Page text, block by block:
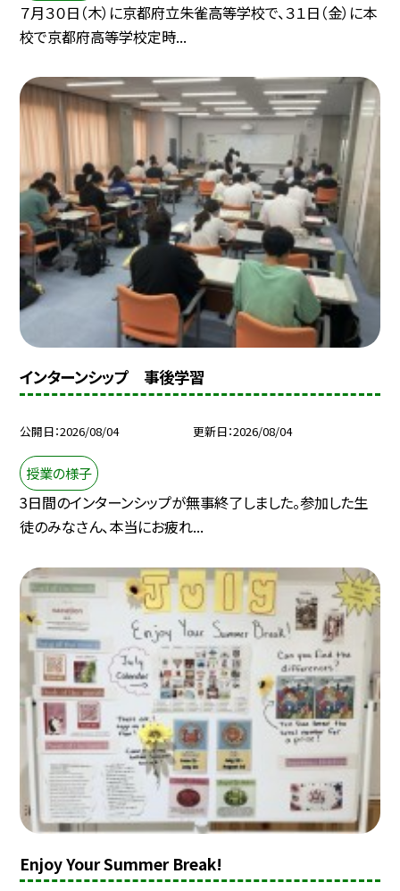
７月３０日（木）に京都府立朱雀高等学校で、３１日（金）に本
校で京都府高等学校定時...
インターンシップ 事後学習
公開日 2026/08/04 更新日 2026/08/04
授業の様子
3日間のインターンシップが無事終了しました。参加した生
徒のみなさん、本当にお疲れ...
Enjoy Your Summer Break!